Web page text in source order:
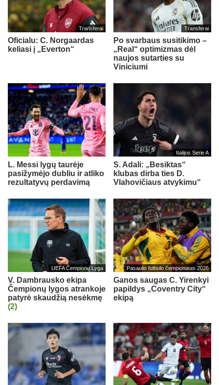
Transferai
Oficialu: C. Norgaardas
keliasi į „Everton“
Transferai
Po svarbaus susitikimo –
„Real“ optimizmas dėl
naujos sutarties su
Viniciumi
L. Messi lygų taurėje
pasižymėjo dubliu ir atliko
rezultatyvų perdavimą
Italijos Serie A
S. Adali: „Besiktas“
klubas dirba ties D.
Vlahovičiaus atvykimu“
UEFA Čempionų Lyga
V. Dambrausko ekipa
Čempionų lygos atrankoje
patyrė skaudžią nesėkmę
(2)
Pasaulio futbolo čempionatas 2026
Ganos saugas C. Yirenkyi
papildys „Coventry City“
ekipą